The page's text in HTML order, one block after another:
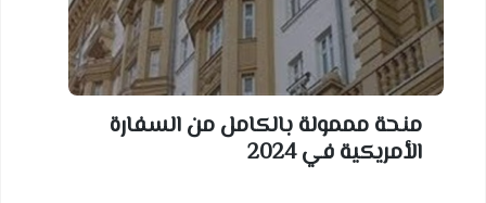
منحة مممولة بالكامل من السفارة
الأمريكية في 2024